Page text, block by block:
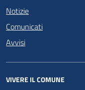
Notizie
Comunicati
Avvisi
VIVERE IL COMUNE